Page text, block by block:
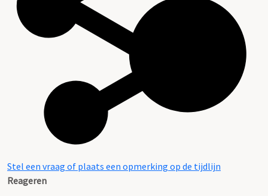
Stel een vraag of plaats een opmerking op de tijdlijn
Reageren